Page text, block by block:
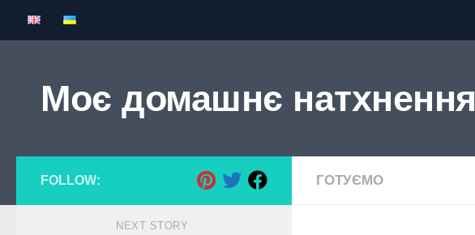
Skip to content
Моє домашнє натхнення
ГОТУЄМО
FOLLOW:
NEXT STORY